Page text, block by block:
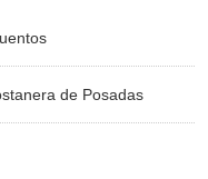
de Posadas